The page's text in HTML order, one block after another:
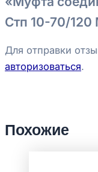
Стп 10-70/
Для отправки
авторизоваться.
Похожие